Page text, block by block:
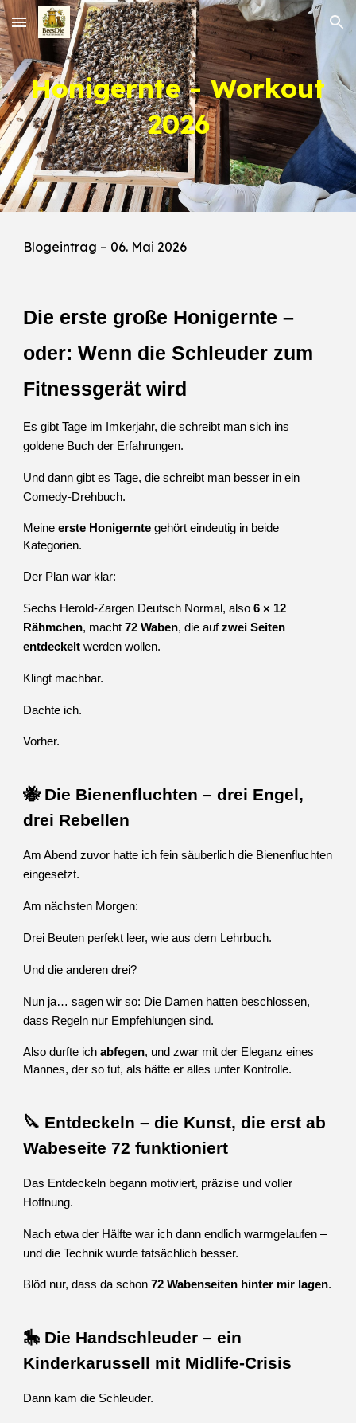
Skip to main content Skip to navigation
Honigernte - Workout
2026
Blogeintrag – 06. Mai 2026
Die erste große Honigernte –
oder: Wenn die Schleuder zum
Fitnessgerät wird
Es gibt Tage im Imkerjahr, die schreibt man sich ins
goldene Buch der Erfahrungen.
Und dann gibt es Tage, die schreibt man besser in ein
Comedy‑Drehbuch.
Meineerste Honigernte gehört eindeutig in beide
Kategorien.
Der Plan war klar:
Sechs Herold‑Zargen Deutsch Normal, also6 × 12
Rähmchen, macht72 Waben, die aufzwei Seiten
entdeckelt werden wollen.
Klingt machbar.
Dachte ich.
Vorher.
🐝 Die Bienenfluchten – drei Engel,
drei Rebellen
Am Abend zuvor hatte ich fein säuberlich die Bienenfluchten
eingesetzt.
Am nächsten Morgen:
Drei Beuten perfekt leer, wie aus dem Lehrbuch.
Und die anderen drei?
Nun ja… sagen wir so: Die Damen hatten beschlossen,
dass Regeln nur Empfehlungen sind.
Also durfte ichabfegen, und zwar mit der Eleganz eines
Mannes, der so tut, als hätte er alles unter Kontrolle.
🔪 Entdeckeln – die Kunst, die erst ab
Wabeseite 72 funktioniert
Das Entdeckeln begann motiviert, präzise und voller
Hoffnung.
Nach etwa der Hälfte war ich dann endlich warmgelaufen –
und die Technik wurde tatsächlich besser.
Blöd nur, dass da schon72 Wabenseiten hinter mir lagen.
🎠 Die Handschleuder – ein
Kinderkarussell mit Midlife‑Crisis
Dann kam die Schleuder.